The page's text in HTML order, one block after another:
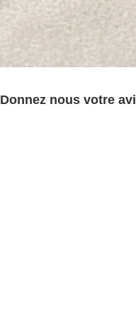
Donnez nous votre